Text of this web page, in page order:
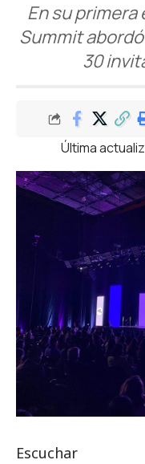
En su primera
Summit
30
Última
Escuchar